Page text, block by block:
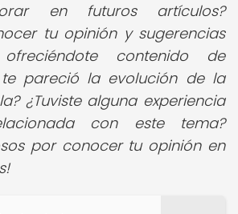
en futuros artículos?
tu opinión y sugerencias
contenido de
te pareció la evolución de la
¿Tuviste alguna experiencia
con este tema?
por conocer tu opinión en